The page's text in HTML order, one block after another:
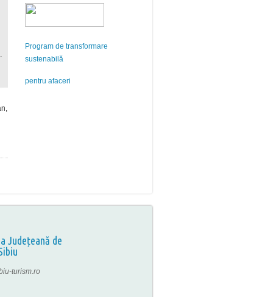
Program de transformare
sustenabilă
pentru afaceri
Județeană de
turism.ro